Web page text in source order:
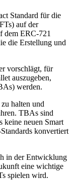
Standard für die
auf der
dem ERC-721
die Erstellung und
vorschlägt, für
auszugeben,
werden.
halten und
TBAs sind
keine neuen Smart
konvertiert
in der Entwicklung
eine wichtige
spielen wird.